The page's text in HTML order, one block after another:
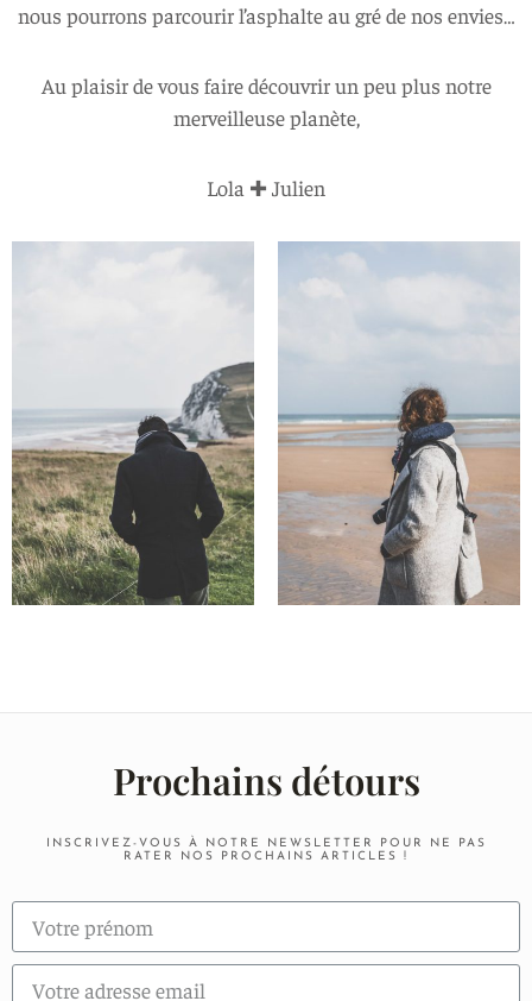
nous pourrons parcourir l’asphalte au gré de nos envies…
Au plaisir de vous faire découvrir un peu plus notre
merveilleuse planète,
Lola ✚ Julien
Prochains détours
INSCRIVEZ-VOUS À NOTRE NEWSLETTER POUR NE PAS
RATER NOS PROCHAINS ARTICLES !